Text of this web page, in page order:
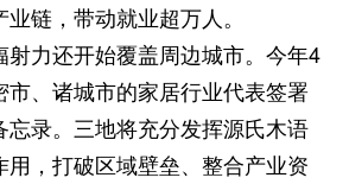
链，带动就业超万人。
射力还开始覆盖周边城市。今年4
市、诸城市的家居行业代表签署
忘录。三地将充分发挥源氏木语
用，打破区域壁垒、整合产业资